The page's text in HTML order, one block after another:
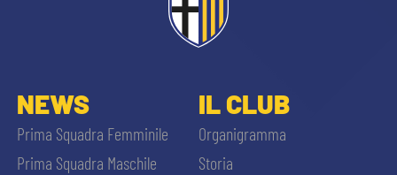
NEWS
Prima Squadra Femminile
Prima Squadra Maschile
IL CLUB
Organigramma
Storia